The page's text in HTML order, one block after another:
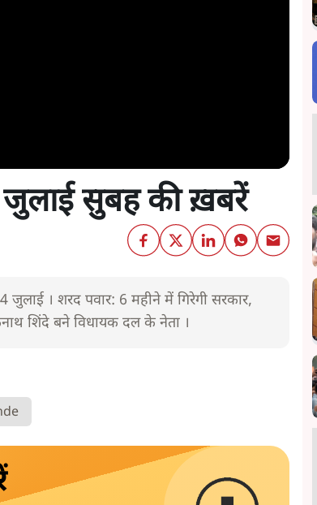
सुबह की ख़बरें
। शरद पवार: 6 महीने में गिरेगी सरकार,
शिंदे बने विधायक दल के नेता ।